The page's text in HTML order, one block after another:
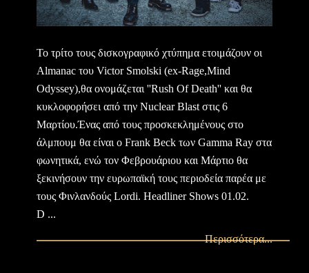
Το τρίτο τους δισκογραφικό χτύπημα ετοιμάζουν οι
Almanac του Victor Smolski (ex-Rage,Mind
Odyssey),θα ονομάζεται ''Rush Of Death'' και θα
κυκλοφορήσει από την Nuclear Blast στις 6
Μαρτίου.Ένας από τους προσκεκλημένους στο
άλμπουμ θα είναι ο Frank Beck των Gamma Ray στα
φωνητικά, ενώ τον Φεβρουάριου και Μάρτιο θα
ξεκινήσουν την ευρωπαϊκή τους περιοδεία παρέα με
τους Φινλανδούς Lordi. Headliner Shows 01.02.
D ...
Περισσότερα...